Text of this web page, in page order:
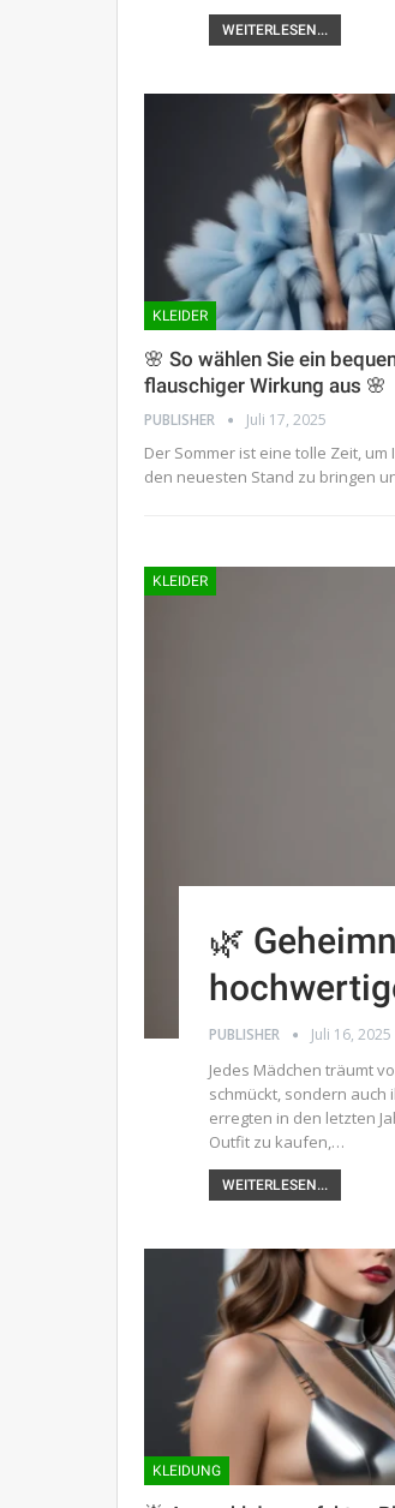
WEITERLESEN...
KLEIDER
🌸 So wählen Sie ein
flauschiger Wirkung aus 🌸
PUBLISHER Juli 17, 2025
Der Sommer ist eine tolle Zeit,
den neuesten Stand zu bringen
KLEIDER
🌿
PUBLISHER Juli 16, 2025
Jedes Mädchen träumt
schmückt, sondern
erregten in den letzten
Outfit zu kaufen,…
WEITERLESEN...
KLEIDUNG